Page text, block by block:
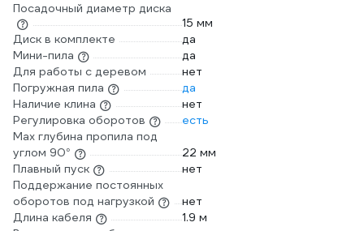
Посадочный диаметр диска
15 мм
Диск в комплекте
да
Мини-пила
да
Для работы с деревом
нет
Погружная пила
да
Наличие клина
нет
Регулировка оборотов
есть
Max глубина пропила под
углом 90°
22 мм
Плавный пуск
нет
Поддержание постоянных
оборотов под нагрузкой
нет
Длина кабеля
1.9 м